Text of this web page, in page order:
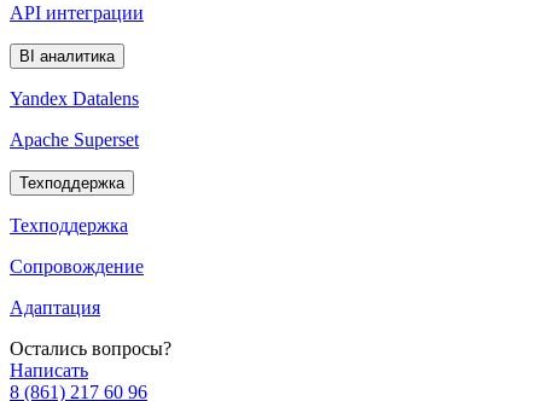
API интеграции
BI аналитика
Yandex Datalens
Apache Superset
Техподдержка
Техподдержка
Сопровождение
Адаптация
Остались вопросы?
Написать
8 (861) 217 60 96